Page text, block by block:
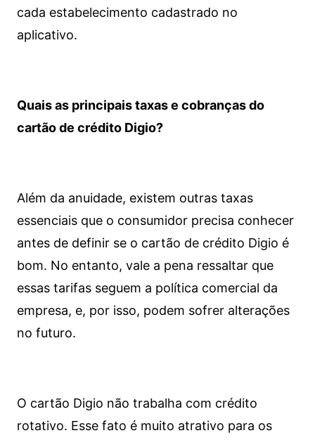
cada estabelecimento cadastrado no
aplicativo.
Quais as principais taxas e cobranças do
cartão de crédito Digio?
Além da anuidade, existem outras taxas
essenciais que o consumidor precisa conhecer
antes de definir se o cartão de crédito Digio é
bom. No entanto, vale a pena ressaltar que
essas tarifas seguem a política comercial da
empresa, e, por isso, podem sofrer alterações
no futuro.
O cartão Digio não trabalha com crédito
rotativo. Esse fato é muito atrativo para os